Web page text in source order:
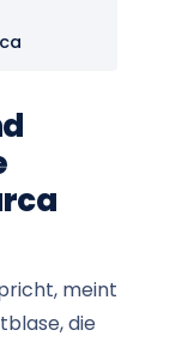
meint
die